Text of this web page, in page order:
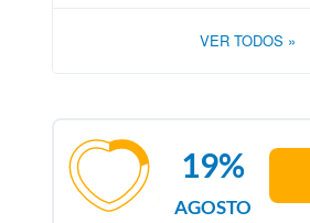
VER TODOS »
AGOSTO
19%